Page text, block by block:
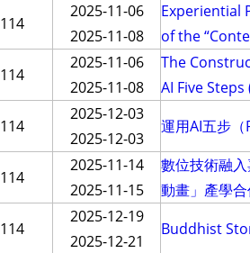
114
2025-11-06
2025-11-08
Experiential
of the
114
2025-11-06
2025-11-08
The
AI Five
114
2025-12-03
2025-12-03
運用AI五步
114
2025-11-14
2025-11-15
數位技術融
動畫」產學
114
2025-12-19
2025-12-21
Buddhist